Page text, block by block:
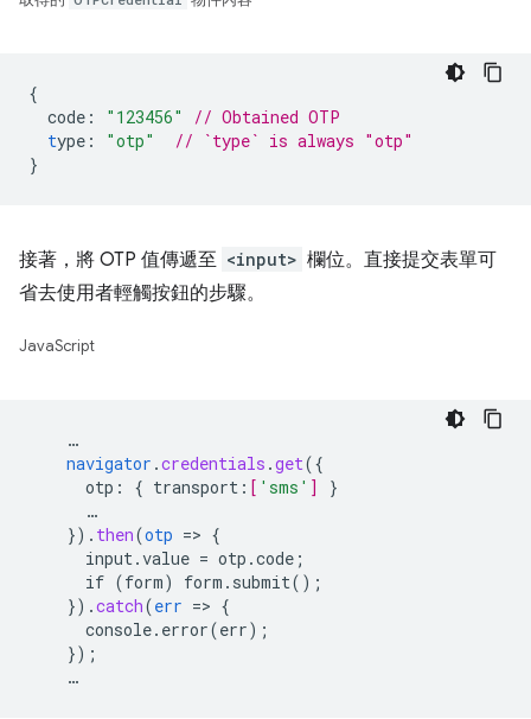
{
code : "123456"
// Obtained OTP
type : "otp"
// `type` is always "otp"
}
接著，將 OTP 值傳遞至 <input> 欄位。直接提交表單可
省去使用者輕觸按鈕的步驟。
JavaScript
…
navigator .credentials .get({
otp : { transport : [ 'sms' ]
}
…
}) . then(otp => {
input.value = otp.code ;
if (form) form.submit() ;
}) .catch(err => {
console.error(err) ;
});
…